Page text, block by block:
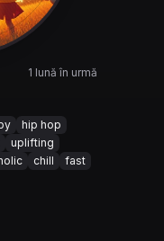
1 lună în urmă
hip hop
uplifting
chill
fast